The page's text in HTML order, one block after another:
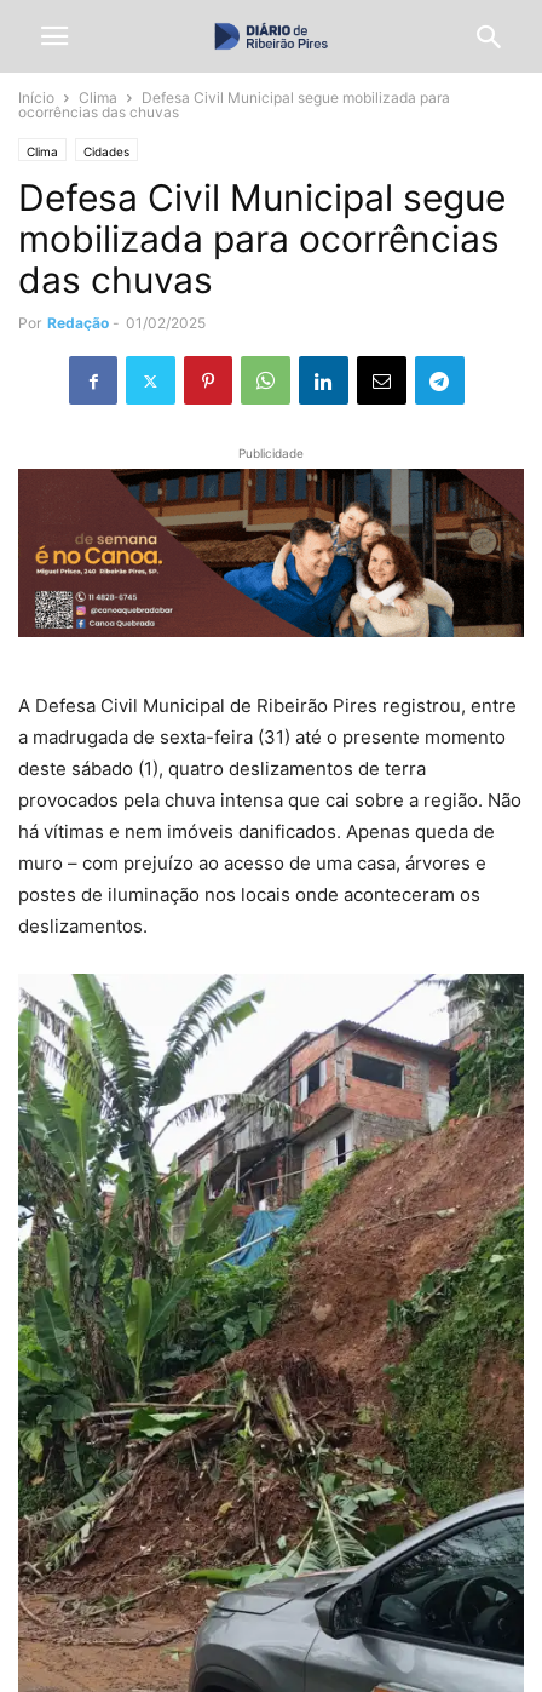
Início Clima
Defesa Civil Municipal segue mobilizada para
ocorrências das chuvas
Clima Cidades
Defesa Civil Municipal segue
mobilizada para ocorrências
das chuvas
Por Redação - 01/02/2025
Publicidade
A Defesa Civil Municipal de Ribeirão Pires registrou, entre
a madrugada de sexta-feira (31) até o presente momento
deste sábado (1), quatro deslizamentos de terra
provocados pela chuva intensa que cai sobre a região. Não
há vítimas e nem imóveis danificados. Apenas queda de
muro – com prejuízo ao acesso de uma casa, árvores e
postes de iluminação nos locais onde aconteceram os
deslizamentos.